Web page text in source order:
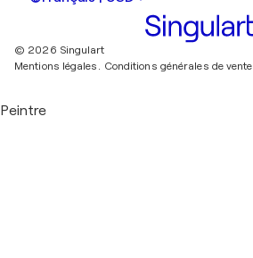
© 2026 Singulart
Mentions légales.
Conditions générales de vente
Peintre